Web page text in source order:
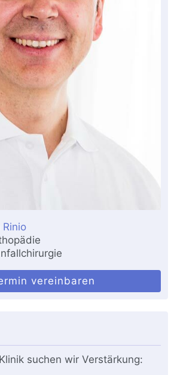
vereinbaren
suchen wir Verstärkung: